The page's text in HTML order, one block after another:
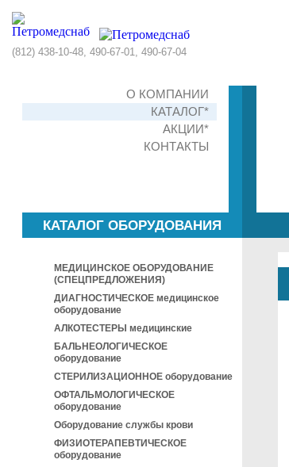
(812) 438-10-48, 490-67-01, 490-67-04
О КОМПАНИИ
КАТАЛОГ*
АКЦИИ*
КОНТАКТЫ
КАТАЛОГ ОБОРУДОВАНИЯ
МЕДИЦИНСКОЕ ОБОРУДОВАНИЕ
(СПЕЦПРЕДЛОЖЕНИЯ)
ДИАГНОСТИЧЕСКОЕ медицинское
оборудование
АЛКОТЕСТЕРЫ медицинские
БАЛЬНЕОЛОГИЧЕСКОЕ
оборудование
СТЕРИЛИЗАЦИОННОЕ оборудование
ОФТАЛЬМОЛОГИЧЕСКОЕ
оборудование
Оборудование службы крови
ФИЗИОТЕРАПЕВТИЧЕСКОЕ
оборудование